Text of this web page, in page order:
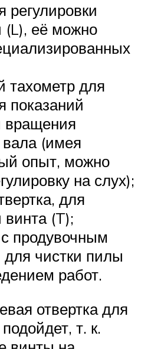
регулировки
(L), её можно
тахометр для
показаний
вращения
вала (имея
опыт, можно
на слух);
для
винта (T);
продувочным
для чистки пилы
работ.
отвертка для
т. к.